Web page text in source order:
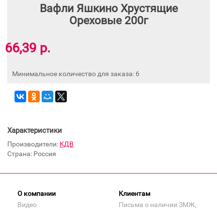
Вафли Яшкино Хрустящие
Ореховые 200г
66,39 р.
Минимальное количество для заказа: 6
Характеристики
Производители: КДВ
Страна: Россия
О компании
Видео
Клиентам
Письма о наличии ЗМЖ,